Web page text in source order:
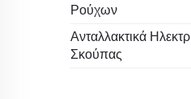
Ρούχων
Ανταλλακτικά
Σκούπας